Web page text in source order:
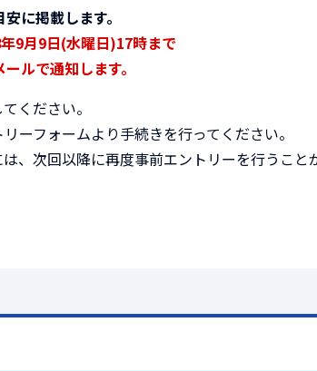
に掲載します。
9月9日(水曜日)17時まで
ルで通知します。
ください。
ーフォームより手続きを行ってください。
次回以降に再度事前エントリーを行うこと